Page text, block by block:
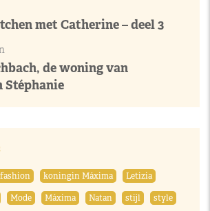
met Catherine – deel 3
de woning van
Stéphanie
fashion koningin Máxima
Letizia
Mode Máxima Natan stijl style